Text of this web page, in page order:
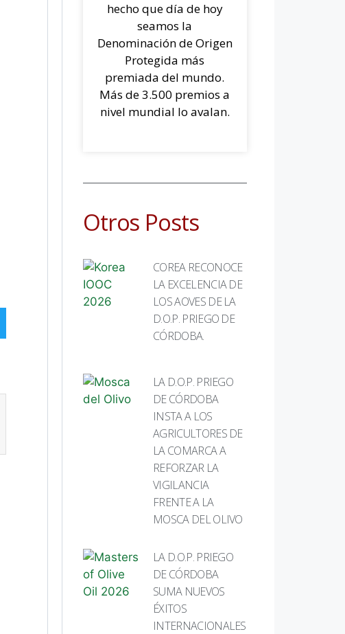
hecho que día de hoy
seamos la
Denominación de Origen
Protegida más
premiada del mundo.
Más de 3.500 premios a
nivel mundial lo avalan.
Otros Posts
COREA RECONOCE
LA EXCELENCIA DE
LOS AOVES DE LA
D.O.P. PRIEGO DE
CÓRDOBA.
LA D.O.P. PRIEGO
DE CÓRDOBA
INSTA A LOS
AGRICULTORES DE
LA COMARCA A
REFORZAR LA
VIGILANCIA
FRENTE A LA
MOSCA DEL OLIVO
LA D.O.P. PRIEGO
DE CÓRDOBA
SUMA NUEVOS
ÉXITOS
INTERNACIONALES